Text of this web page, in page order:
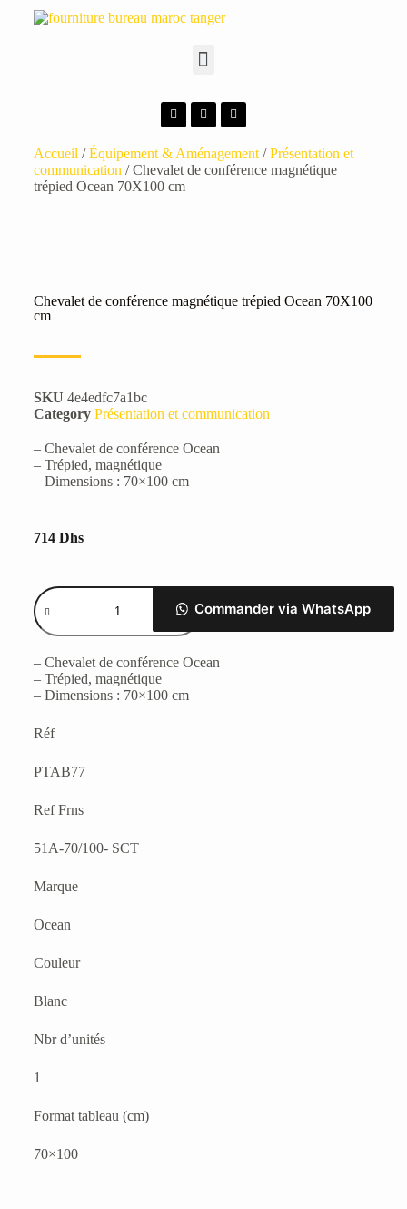
Accueil /Équipement & Aménagement/Présentation et
communication / Chevalet de conférence magnétique
trépied Ocean 70X100 cm
Chevalet de conférence magnétique trépied Ocean 70X100
cm
SKU 4e4edfc7a1bc
Category Présentation et communication
– Chevalet de conférence Ocean
– Trépied, magnétique
– Dimensions : 70×100 cm
714 Dhs
Commander via WhatsApp
– Chevalet de conférence Ocean
– Trépied, magnétique
– Dimensions : 70×100 cm
Réf
PTAB77
Ref Frns
51A-70/100- SCT
Marque
Ocean
Couleur
Blanc
Nbr d’unités
1
Format tableau (cm)
70×100